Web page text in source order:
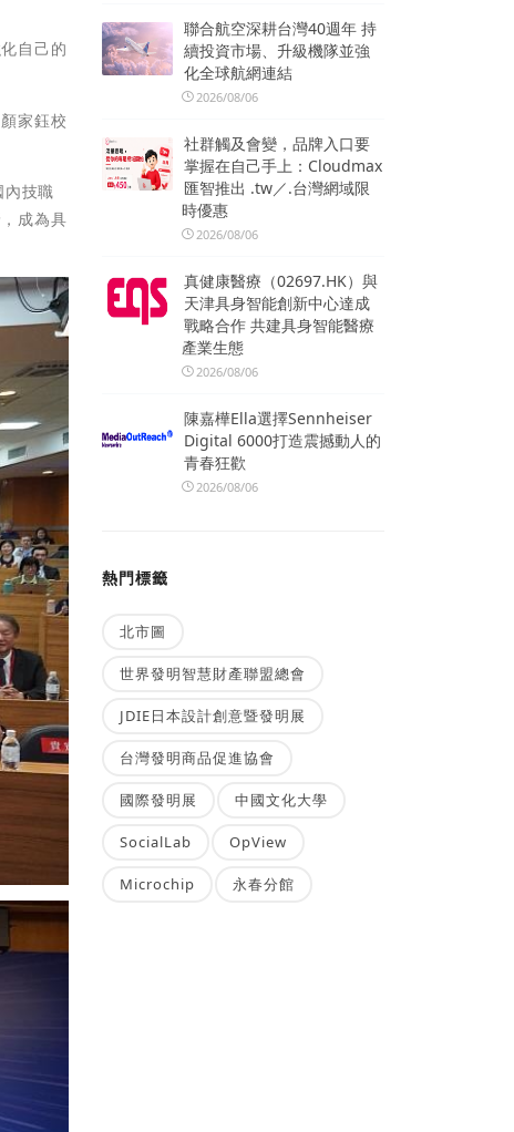
自己的
家鈺校
技職
成為具
聯合航空深耕台灣40週年 持
續投資市場、升級機隊並強
化全球航網連結
2026/08/06
社群觸及會變，品牌入口要
掌握在自己手上：Cloudmax
匯智推出 .tw／.台灣網域限
時優惠
2026/08/06
真健康醫療（02697.HK）與
天津具身智能創新中心達成
戰略合作 共建具身智能醫療
產業生態
2026/08/06
陳嘉樺Ella選擇Sennheiser
Digital 6000打造震撼動人的
青春狂歡
2026/08/06
熱門標籤
北市圖
世界發明智慧財產聯盟總會
JDIE日本設計創意暨發明展
台灣發明商品促進協會
國際發明展 中國文化大學
SocialLab OpView
Microchip 永春分館